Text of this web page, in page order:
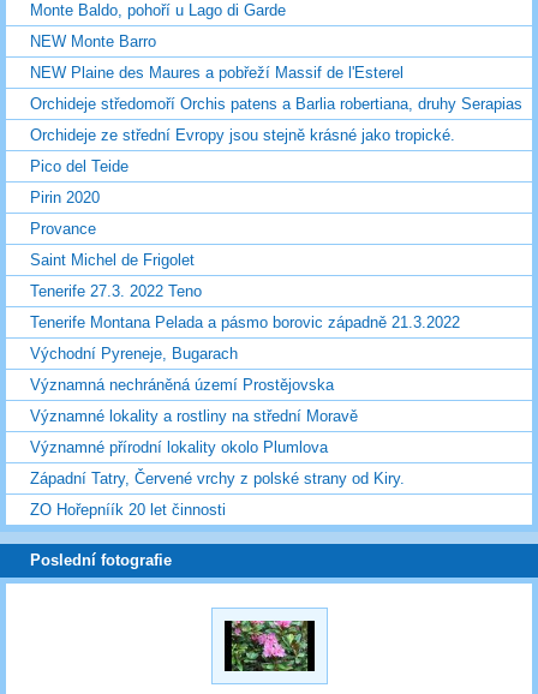
Monte Baldo, pohoří u Lago di Garde
NEW Monte Barro
NEW Plaine des Maures a pobřeží Massif de l'Esterel
Orchideje středomoří Orchis patens a Barlia robertiana, druhy Serapias
Orchideje ze střední Evropy jsou stejně krásné jako tropické.
Pico del Teide
Pirin 2020
Provance
Saint Michel de Frigolet
Tenerife 27.3. 2022 Teno
Tenerife Montana Pelada a pásmo borovic západně 21.3.2022
Východní Pyreneje, Bugarach
Významná nechráněná území Prostějovska
Významné lokality a rostliny na střední Moravě
Významné přírodní lokality okolo Plumlova
Západní Tatry, Červené vrchy z polské strany od Kiry.
ZO Hořepníík 20 let činnosti
Poslední fotografie